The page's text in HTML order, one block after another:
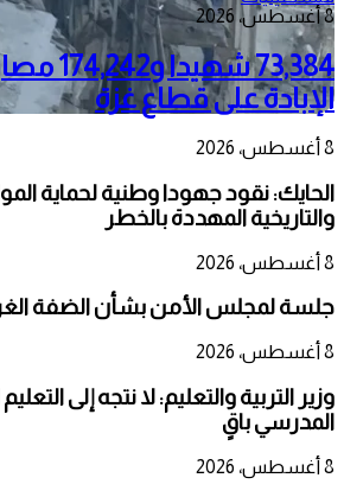
8 أغسطس، 2026
73,384
الإبادة على قطاع غزة
8 أغسطس، 2026
الحايك: نقود جهودا وطنية لحماية
والتاريخية المهددة بالخطر
8 أغسطس، 2026
جلسة لمجلس الأمن بشأن الضفة
8 أغسطس، 2026
وزير التربية والتعليم: لا نتجه إلى
المدرسي باقٍ
8 أغسطس، 2026